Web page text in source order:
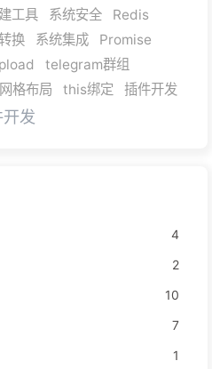
工具 系统安全
Redis
换 系统集成
Promise
telegram群组
网格布局 this绑定
插件开发
发
4
2
10
7
1